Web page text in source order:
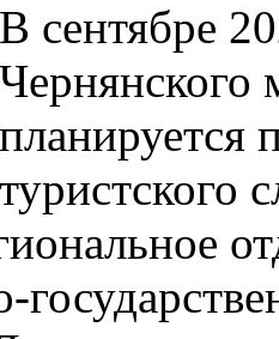
В сентябре
Чернянского
планируется
туристского